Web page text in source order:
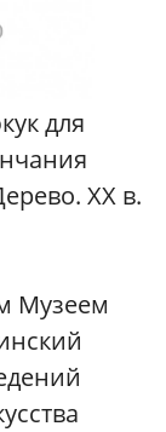
для
XX в.
Музеем